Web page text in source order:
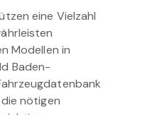
eine Vielzahl
Modellen in
Baden-
nötigen